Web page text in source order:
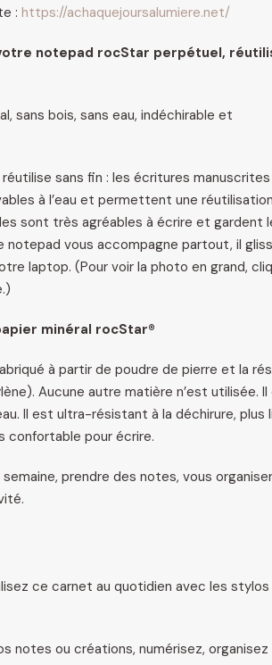
: https://achaquejoursalumiere.net/
notepad rocStar perpétuel,
sans bois, sans eau, indéchirable et
sans fin : les écritures
à l’eau et permettent une
sont très agréables à écrire et gardent
notepad vous accompagne partout, il
laptop. (Pour voir la photo en grand,
minéral rocStar®
à partir de poudre de pierre et la
Aucune autre matière n’est utilisée.
Il est ultra-résistant à la déchirure, plus
confortable pour écrire.
prendre des notes, vous
ce carnet au quotidien avec les stylos
notes ou créations, numérisez,